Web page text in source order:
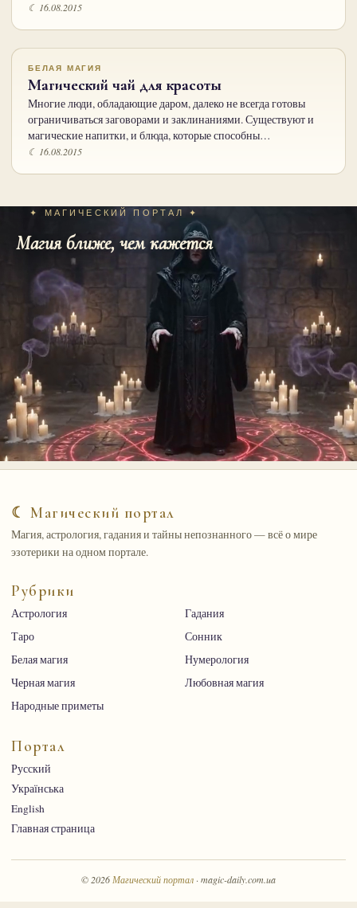
☾ 16.08.2015
БЕЛАЯ МАГИЯ
Магический чай для красоты
Многие люди, обладающие даром, далеко не всегда готовы
ограничиваться заговорами и заклинаниями. Существуют и
магические напитки, и блюда, которые способны…
☾ 16.08.2015
✦ МАГИЧЕСКИЙ ПОРТАЛ ✦
Магия ближе, чем кажется
☾ Магический портал
Магия, астрология, гадания и тайны непознанного — всё о мире
эзотерики на одном портале.
Рубрики
Астрология
Гадания
Таро
Сонник
Белая магия
Нумерология
Черная магия
Любовная магия
Народные приметы
Портал
Русский
Українська
English
Главная страница
© 2026Магический портал · magic-daily.com.ua